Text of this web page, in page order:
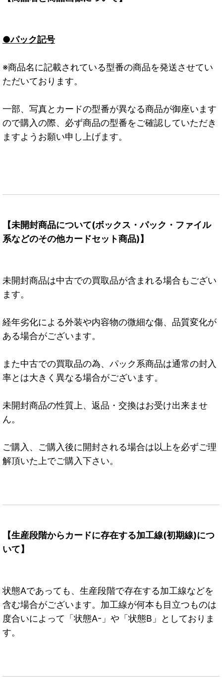
●パック記号
※商品名に記載されている型番の商品を発送させてい
ただいております。
一部、写真とカードの型番が異なる商品が御座います
ので購入の際、必ず商品の型番をご確認していただき
ますようお願い申し上げます。
【未開封商品について(ボックス・パック・ファイル
系などのその他カードセット商品)】
未開封商品は中古での買取品が含まれる場合もござい
ます。
経年劣化による外装や内容物の微細な傷、品質変化が
ある場合がございます。
また中古での買取品の為、パック系商品は通常の封入
率とは大きく異なる場合がございます。
未開封商品の性質上、返品・交換はお受け出来ませ
ん。
ご購入、ご購入後に開封される場合は以上を必ずご理
解頂いた上でご購入下さい。
【生産段階からカードに存在する加工線(初期線)につ
いて】
状態Aであっても、生産段階で存在する加工線などを
含む場合がございます。加工線が何本も目立つものは
度合いによって「状態A-」や「状態B」としておりま
す。